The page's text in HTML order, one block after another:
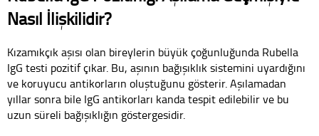
Nasıl İlişkilidir?
Kızamıkçık aşısı olan bireylerin büyük çoğunluğunda Rubella
IgG testi pozitif çıkar. Bu, aşının bağışıklık sistemini uyardığını
ve koruyucu antikorların oluştuğunu gösterir. Aşılamadan
yıllar sonra bile IgG antikorları kanda tespit edilebilir ve bu
uzun süreli bağışıklığın göstergesidir.